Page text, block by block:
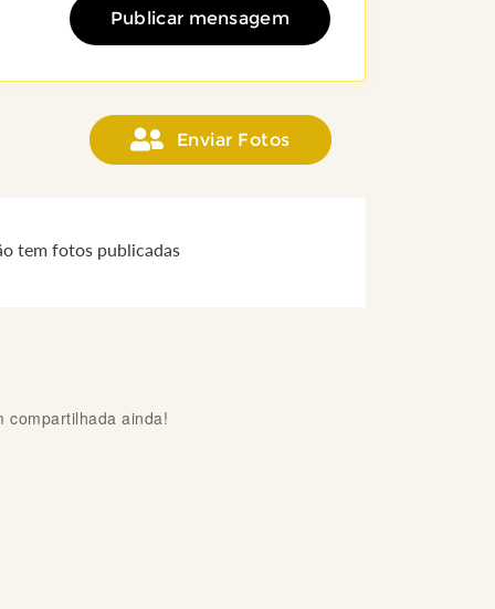
Publicar mensagem
Enviar Fotos
tem fotos publicadas
compartilhada ainda!